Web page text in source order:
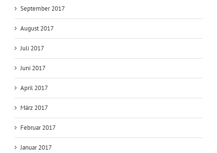
September 2017
August 2017
Juli 2017
Juni 2017
April 2017
März 2017
Februar 2017
Januar 2017